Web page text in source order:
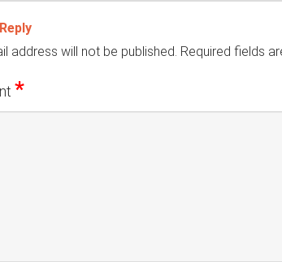
address will not be published. Required fields
*